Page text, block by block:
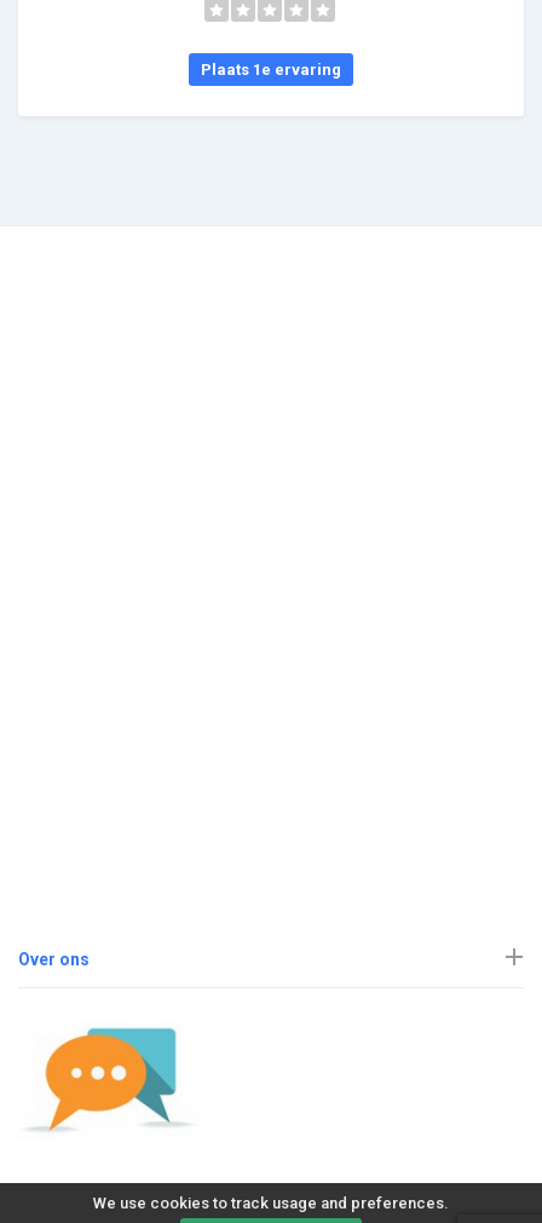
We use cookies to track usage and preferences.
Plaats 1e ervaring
Over ons